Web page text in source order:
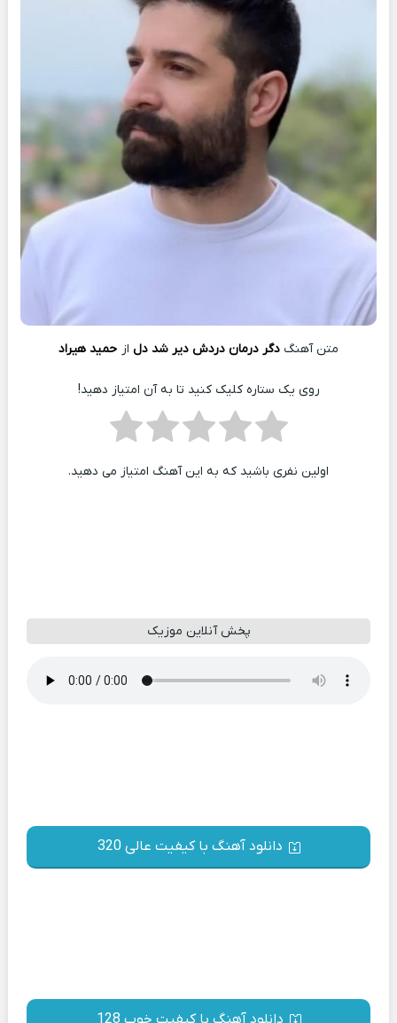
متن آهنگ دگر درمان دردش دیر شد دل از حمید هیراد
روی یک ستاره کلیک کنید تا به آن امتیاز دهید!
اولین نفری باشید که به این آهنگ امتیاز می دهید.
پخش آنلاین موزیک
دانلود آهنگ با کیفیت عالی 320
دانلود آهنگ با کیفیت خوب 128